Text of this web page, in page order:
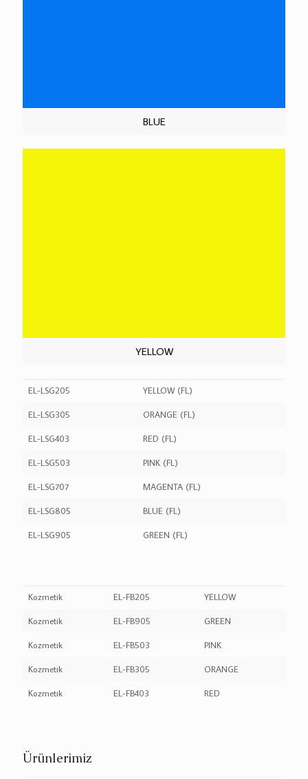
BLUE
YELLOW
EL-LSG205 YELLOW (FL)
EL-LSG305 ORANGE (FL)
EL-LSG403 RED (FL)
EL-LSG503 PINK (FL)
EL-LSG707 MAGENTA (FL)
EL-LSG805 BLUE (FL)
EL-LSG905 GREEN (FL)
Kozmetik EL-FB205 YELLOW
Kozmetik EL-FB905 GREEN
Kozmetik EL-FB503 PINK
Kozmetik EL-FB305 ORANGE
Kozmetik EL-FB403 RED
Ürünlerimiz